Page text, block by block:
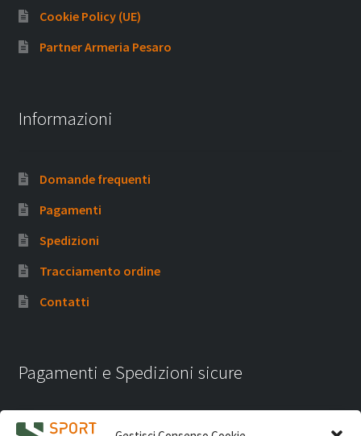
Cookie Policy (UE)
Partner Armeria Pesaro
Informazioni
Domande frequenti
Pagamenti
Spedizioni
Tracciamento ordine
Contatti
Pagamenti e Spedizioni sicure